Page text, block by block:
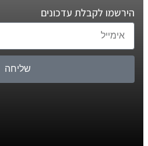
הירשמו לקבלת עדכונים
שליחה